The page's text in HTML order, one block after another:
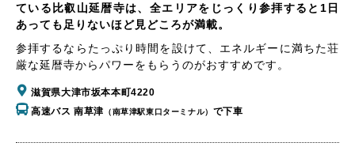
ている比叡山延暦寺は、全エリアをじっくり参拝すると1日
あっても足りないほど見どころが満載。
参拝するならたっぷり時間を設けて、エネルギーに満ちた荘
厳な延暦寺からパワーをもらうのがおすすめです。
滋賀県大津市坂本本町4220
高速バス 南草津 （南草津駅東口ターミナル） で下車